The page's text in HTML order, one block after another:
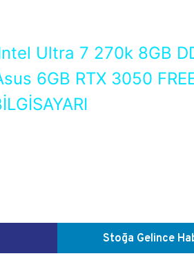
Ultra 7 270k 8GB
6GB RTX 3050
Stoğa Gelince